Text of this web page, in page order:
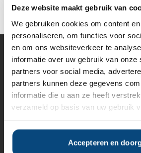
Deze website maakt gebruik van
We gebruiken cookies om content
personaliseren, om functies voor
en om ons websiteverkeer te
informatie over uw gebruik van onze
partners voor social media,
partners kunnen deze gegevens
informatie die u aan ze heeft
verzameld op basis van uw gebruik
Accepteren en
Vermogensbeheer
Alle vermogensbeheerders in
Private banks
Vermogensbeheerders per regio
Zelfstandige vermogensbeheerders
Online vermogensbeheerders
Niet meer actieve beheerders